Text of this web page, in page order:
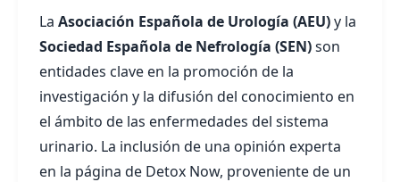
La Asociación Española de Urología (AEU)y la
Sociedad Española de Nefrología (SEN)son
entidades clave en la promoción de la
investigación y la difusión del conocimiento en
el ámbito de las enfermedades del sistema
urinario. La inclusión de una opinión experta
en la página de Detox Now, proveniente de un